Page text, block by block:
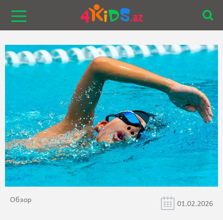
Обзор 01.02.2026